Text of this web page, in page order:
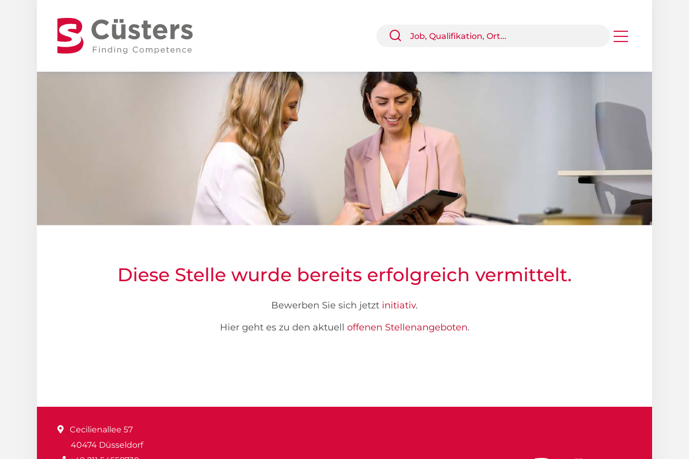
Diese Stelle wurde bereits erfolgreich vermittelt.
Bewerben Sie sich jetzt initiativ.
Hier geht es zu den aktuell offenen Stellenangeboten.
Cecilienallee 57
40474 Düsseldorf